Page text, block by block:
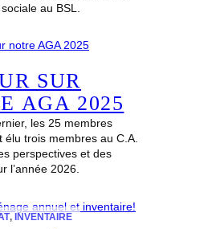
au BSL.
SUR
AGA 2025
les 25 membres
élu trois membres au C.A.
perspectives et des
l’année 2026.
, INVENTAIRE